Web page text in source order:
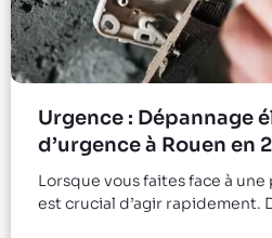
Urgence : Dépannage
d’urgence à Rouen en
Lorsque vous faites face à
est crucial d’agir rapidement.